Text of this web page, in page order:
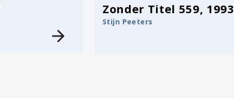
Zonder Titel 559, 1993
Stijn Peeters